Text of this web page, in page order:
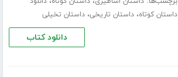
داستان کوتاه،داستان تاریخی،داستان تخیلی
دانلود کتاب